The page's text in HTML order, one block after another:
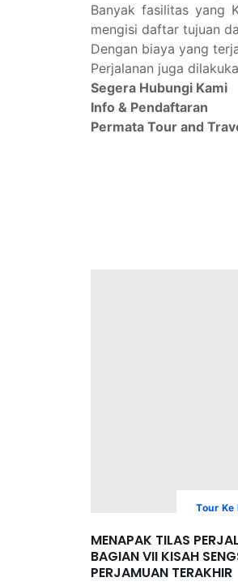
Banyak fasilitas yang
mengisi daftar tujuan
Dengan biaya yang
Perjalanan juga
Segera Hubungi Kami
Info & Pendaftaran
Permata Tour and
Tour Ke
MENAPAK TILAS
BAGIAN VII KISAH
PERJAMUAN TERAKHIR